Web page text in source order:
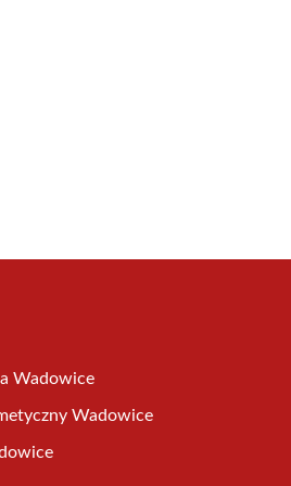
Wadowice
Wadowice